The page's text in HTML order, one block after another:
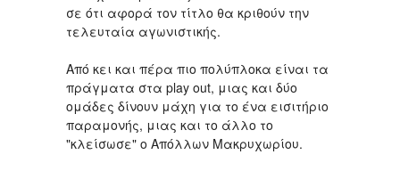
σε ότι αφορά τον τίτλο θα κριθούν την
τελευταία αγωνιστικής.
Από κει και πέρα πιο πολύπλοκα είναι τα
πράγματα στα play out, μιας και δύο
ομάδες δίνουν μάχη για το ένα εισιτήριο
παραμονής, μιας και το άλλο το
"κλείσωσε" ο Απόλλων Μακρυχωρίου.